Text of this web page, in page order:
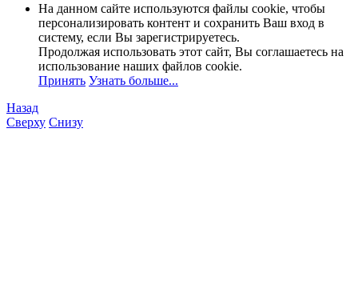
На данном сайте используются файлы cookie, чтобы
персонализировать контент и сохранить Ваш вход в
систему, если Вы зарегистрируетесь.
Продолжая использовать этот сайт, Вы соглашаетесь на
использование наших файлов cookie.
Принять Узнать больше...
Назад
Сверху Снизу